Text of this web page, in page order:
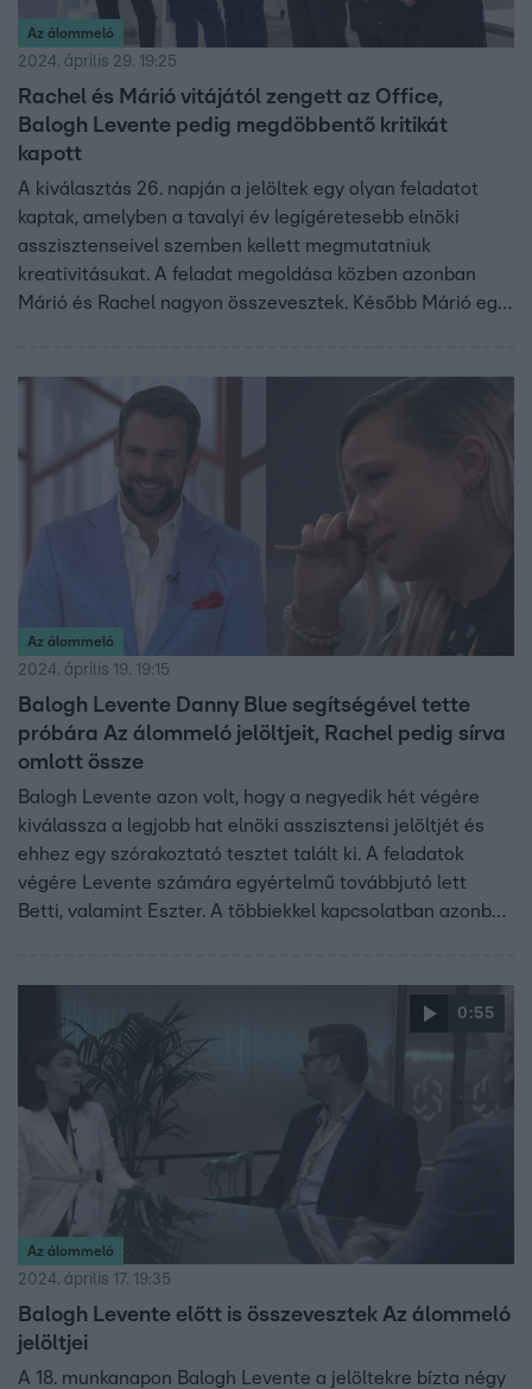
Az álommeló
2024. április 29. 19:25
Rachel és Márió vitájától zengett az Office,
Balogh Levente pedig megdöbbentő kritikát
kapott
A kiválasztás 26. napján a jelöltek egy olyan feladatot
kaptak, amelyben a tavalyi év legígéretesebb elnöki
asszisztenseivel szemben kellett megmutatniuk
kreativitásukat. A feladat megoldása közben azonban
Márió és Rachel nagyon összevesztek. Később Márió egy
Az álommeló
2024. április 19. 19:15
Balogh Levente Danny Blue segítségével tette
próbára Az álommeló jelöltjeit, Rachel pedig sírva
omlott össze
Balogh Levente azon volt, hogy a negyedik hét végére
kiválassza a legjobb hat elnöki asszisztensi jelöltjét és
ehhez egy szórakoztató tesztet talált ki. A feladatok
végére Levente számára egyértelmű továbbjutó lett
Betti, valamint Eszter. A többiekkel kapcsolatban azonban
ezt a lány nem viselte jól, de nem ő volt az egyetlen,
akivel elégedetlenek voltak.
0:55
Az álommeló
2024. április 17. 19:35
Balogh Levente előtt is összevesztek Az álommeló
jelöltjei
A 18. munkanapon Balogh Levente a jelöltekre bízta négy